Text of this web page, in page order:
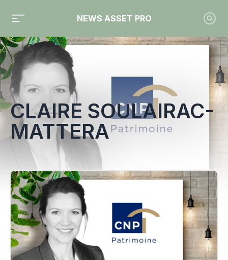
NEWS ASSET PRO
Toute l'actualité sur le tag "Claire Soulairac-Mattera"
CLAIRE SOULAIRAC-
MATTERA